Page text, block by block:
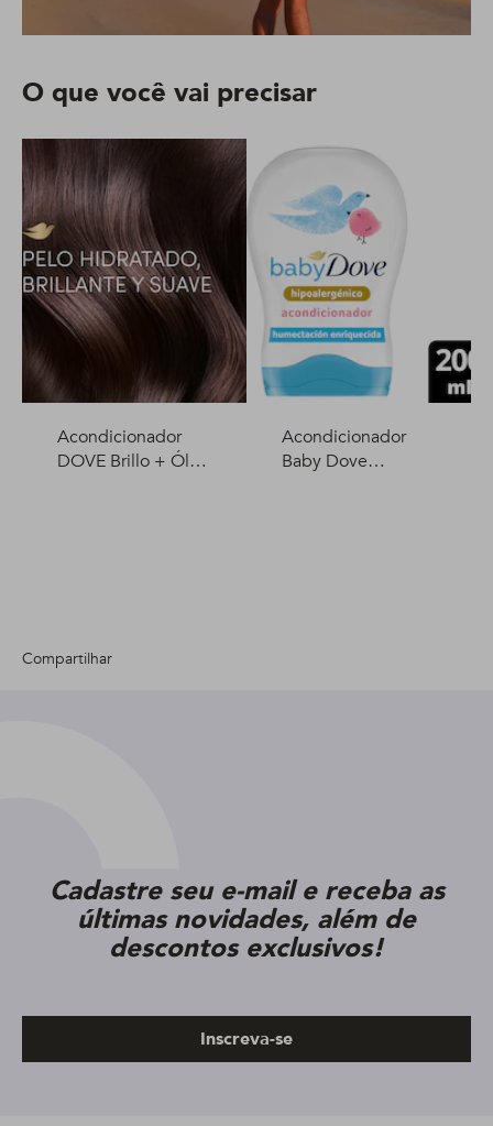
O que você vai precisar
Acondicionador
DOVE Brillo + Óleo
Acondicionador
Baby Dove
Compartilhar
Cadastre seu e-mail e receba as
últimas novidades, além de
descontos exclusivos!
Inscreva-se